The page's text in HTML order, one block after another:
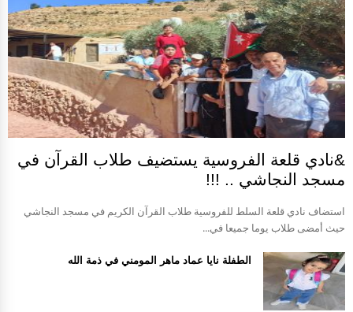
&نادي قلعة الفروسية يستضيف طلاب القرآن في
مسجد النجاشي .. !!!
استضاف نادي قلعة السلط للفروسية طلاب القرآن الكريم في مسجد النجاشي
حيث أمضى طلاب يوما جميعا في...
الطفلة نايا عماد ماهر المومني في ذمة الله